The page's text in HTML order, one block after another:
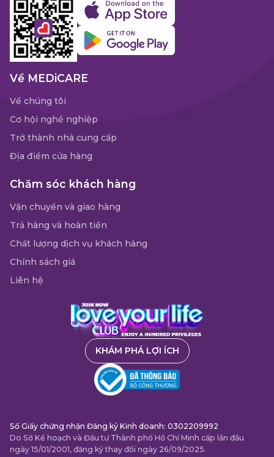
Về MEDiCARE
Về chúng tôi
Cơ hội nghề nghiệp
Trở thành nhà cung cấp
Địa điểm cửa hàng
Chăm sóc khách hàng
Vận chuyển và giao hàng
Trả hàng và hoàn tiền
Chất lượng dịch vụ khách hàng
Chính sách giá
Liên hệ
KHÁM PHÁ LỢI ÍCH
Số Giấy chứng nhận Đăng ký Kinh doanh: 0302209992
Do Sở Kế hoạch và Đầu tư Thành phố Hồ Chí Minh cấp lần đầu
ngày 15/01/2001, đăng ký thay đổi ngày 26/09/2025.